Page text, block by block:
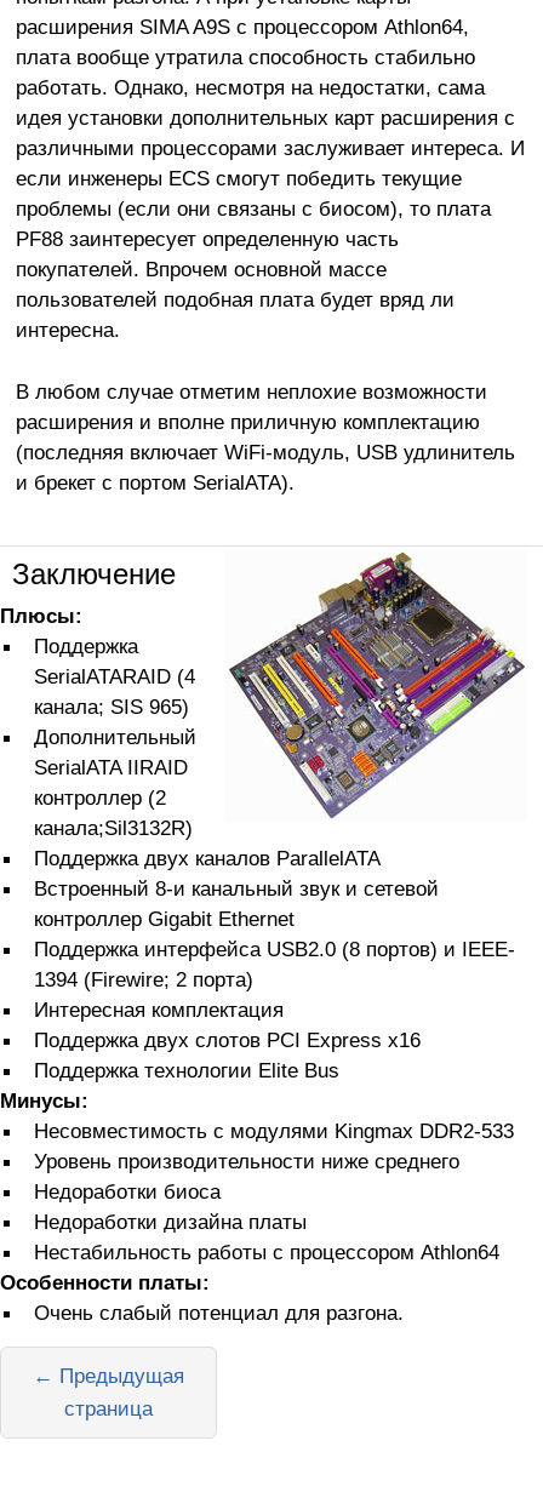
расширения SIMA A9S с процессором Athlon64,
плата вообще утратила способность стабильно
работать. Однако, несмотря на недостатки, сама
идея установки дополнительных карт расширения с
различными процессорами заслуживает интереса. И
если инженеры ECS смогут победить текущие
проблемы (если они связаны с биосом), то плата
PF88 заинтересует определенную часть
покупателей. Впрочем основной массе
пользователей подобная плата будет вряд ли
интересна.
В любом случае отметим неплохие возможности
расширения и вполне приличную комплектацию
(последняя включает WiFi-модуль, USB удлинитель
и брекет с портом SerialATA).
Заключение
Плюсы:
Поддержка
SerialATARAID (4
канала; SIS 965)
Дополнительный
SerialATA IIRAID
контроллер (2
канала;Sil3132R)
Поддержка двух каналов ParallelATA
Встроенный 8-и канальный звук и сетевой
контроллер Gigabit Ethernet
Поддержка интерфейса USB2.0 (8 портов) и IEEE-
1394 (Firewire; 2 порта)
Интересная комплектация
Поддержка двух слотов PCI Express x16
Поддержка технологии Elite Bus
Минусы:
Несовместимость с модулями Kingmax DDR2-533
Уровень производительности ниже среднего
Недоработки биоса
Недоработки дизайна платы
Нестабильность работы с процессором Athlon64
Особенности платы:
Очень слабый потенциал для разгона.
← Предыдущая
страница